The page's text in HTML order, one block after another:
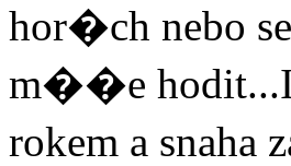
hor�ch nebo
m��e
rokem a